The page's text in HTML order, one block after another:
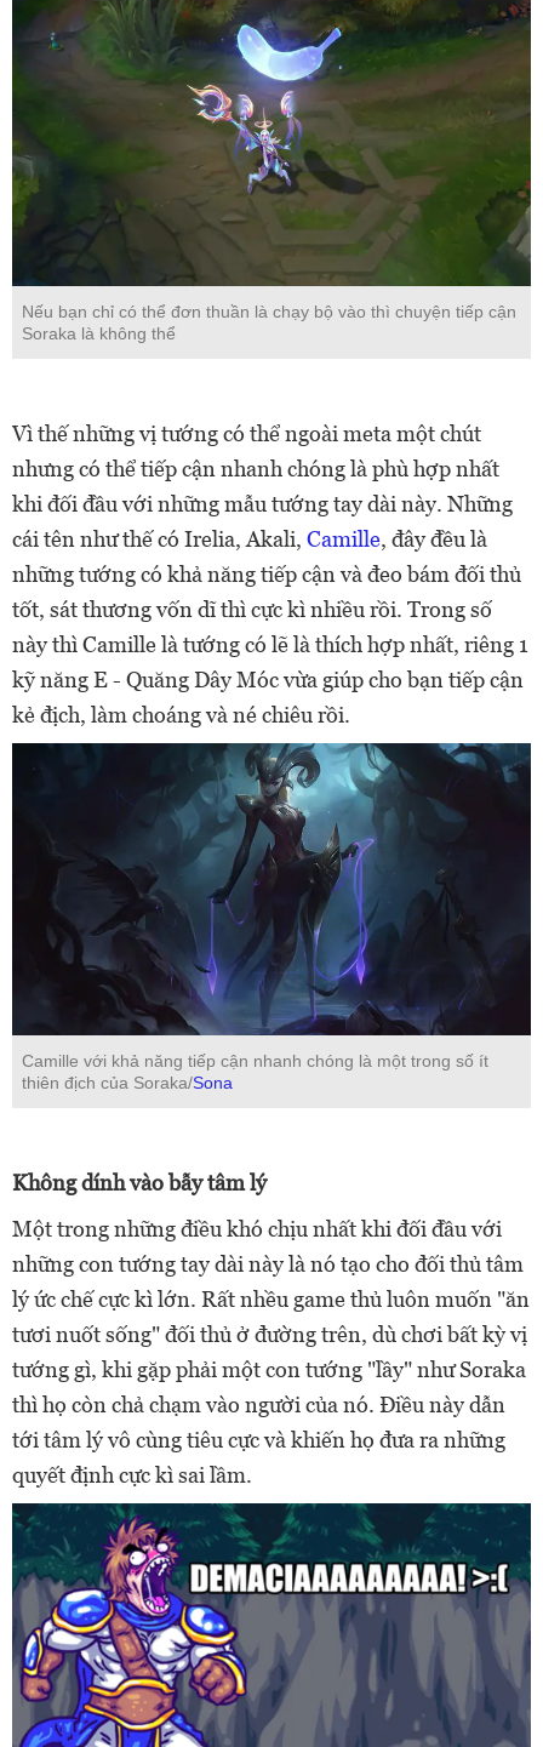
Nếu bạn chỉ có thể đơn thuần là chạy bộ vào thì chuyện tiếp cận
Soraka là không thể
Vì thế những vị tướng có thể ngoài meta một chút
nhưng có thể tiếp cận nhanh chóng là phù hợp nhất
khi đối đầu với những mẫu tướng tay dài này. Những
cái tên như thế có Irelia, Akali, Camille, đây đều là
những tướng có khả năng tiếp cận và đeo bám đối thủ
tốt, sát thương vốn dĩ thì cực kì nhiều rồi. Trong số
này thì Camille là tướng có lẽ là thích hợp nhất, riêng 1
kỹ năng E - Quăng Dây Móc vừa giúp cho bạn tiếp cận
kẻ địch, làm choáng và né chiêu rồi.
Camille với khả năng tiếp cận nhanh chóng là một trong số ít
thiên địch của Soraka/Sona
Không dính vào bẫy tâm lý
Một trong những điều khó chịu nhất khi đối đầu với
những con tướng tay dài này là nó tạo cho đối thủ tâm
lý ức chế cực kì lớn. Rất nhều game thủ luôn muốn "ăn
tươi nuốt sống" đối thủ ở đường trên, dù chơi bất kỳ vị
tướng gì, khi gặp phải một con tướng "lầy" như Soraka
thì họ còn chả chạm vào người của nó. Điều này dẫn
tới tâm lý vô cùng tiêu cực và khiến họ đưa ra những
quyết định cực kì sai lầm.